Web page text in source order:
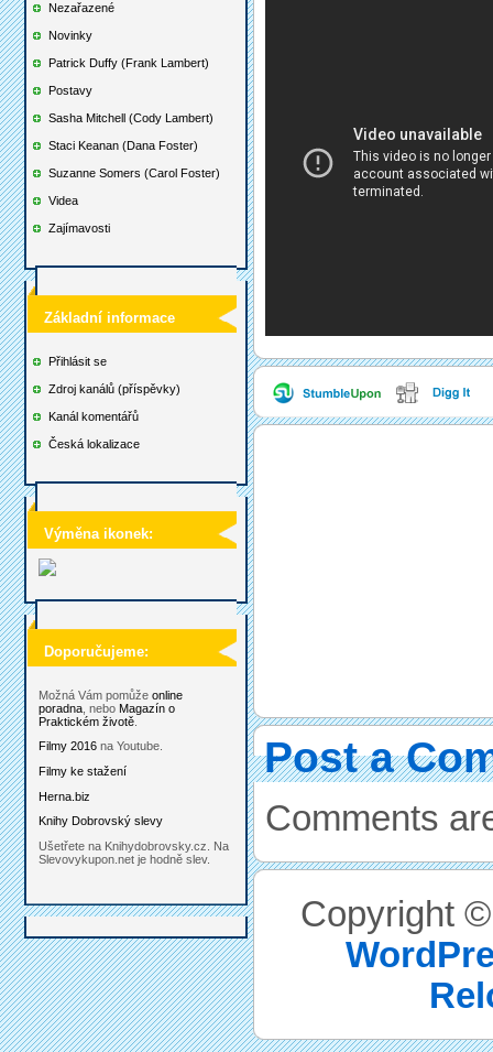
Nezařazené
Novinky
Patrick Duffy (Frank Lambert)
Postavy
Sasha Mitchell (Cody Lambert)
Staci Keanan (Dana Foster)
Suzanne Somers (Carol Foster)
Videa
Zajímavosti
Základní informace
Přihlásit se
Zdroj kanálů (příspěvky)
Kanál komentářů
Česká lokalizace
Výměna ikonek:
Doporučujeme:
Možná Vám pomůže online
poradna , nebo Magazín o
Praktickém životě
Filmy 2016 na Youtube.
Filmy ke stažení
Herna.biz
Knihy Dobrovský slevy
Ušetřete na Knihydobrovsky.cz. Na
Slevovykupon.net je hodně slev.
Post a
Comments
Copyright